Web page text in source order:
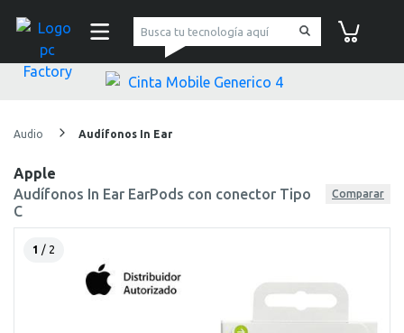
pc Factory
Audio Audífonos In Ear
Apple
Audífonos In Ear EarPods con conector Tipo
C
Comparar
1 / 2